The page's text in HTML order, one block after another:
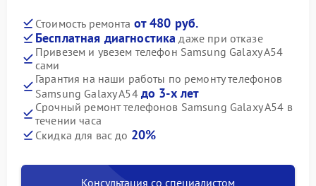
Стоимость ремонта от 480 руб.
Бесплатная диагностика даже при отказе
Привезем и увезем телефон Samsung Galaxy A54
сами
Гарантия на наши работы по ремонту телефонов
Samsung Galaxy A54 до 3-х лет
Срочный ремонт телефонов Samsung Galaxy A54 в
течении часа
Скидка для вас до 20%
Консультация со специалистом